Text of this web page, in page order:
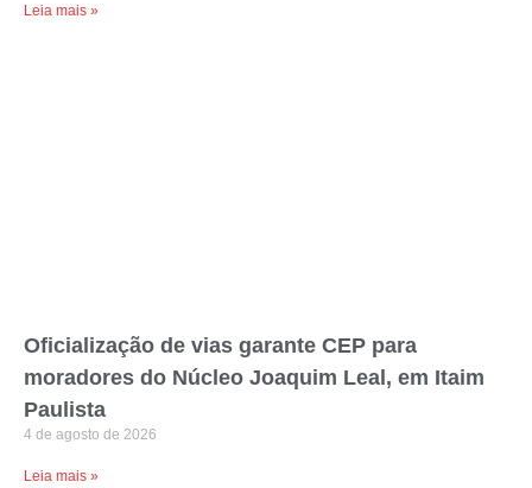
Leia mais »
Oficialização de vias garante CEP para
moradores do Núcleo Joaquim Leal, em Itaim
Paulista
4 de agosto de 2026
Leia mais »